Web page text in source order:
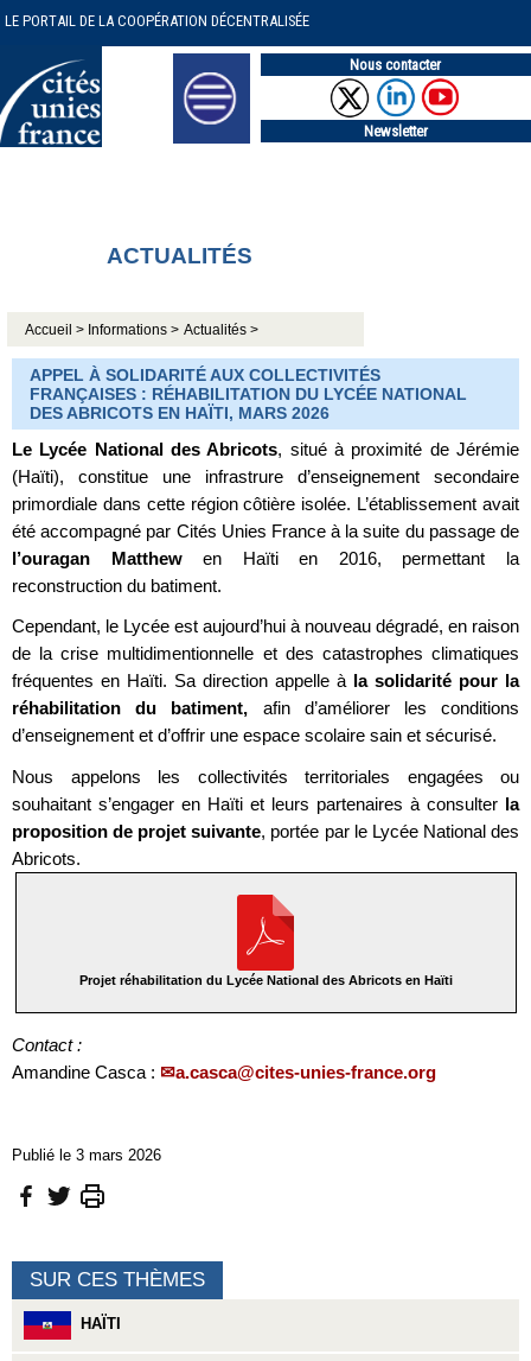
LE PORTAIL DE LA COOPÉRATION DÉCENTRALISÉE
Nous contacter
Newsletter
ACTUALITÉS
Accueil > Informations > Actualités >
APPEL À SOLIDARITÉ AUX COLLECTIVITÉS
FRANÇAISES : RÉHABILITATION DU LYCÉE NATIONAL
DES ABRICOTS EN HAÏTI, MARS 2026
Le Lycée National des Abricots, situé à proximité de Jérémie
(Haïti), constitue une infrastrure d’enseignement secondaire
primordiale dans cette région côtière isolée. L’établissement avait
été accompagné par Cités Unies France à la suite du passage de
l’ouragan Matthewen Haïti en 2016, permettant la
reconstruction du batiment.
Cependant, le Lycée est aujourd’hui à nouveau dégradé, en raison
de la crise multidimentionnelle et des catastrophes climatiques
fréquentes en Haïti. Sa direction appelle à la solidarité pour la
réhabilitation du batiment, afin d’améliorer les conditions
d’enseignement et d’offrir une espace scolaire sain et sécurisé.
Nous appelons les collectivités territoriales engagées ou
souhaitant s’engager en Haïti et leurs partenaires à consulter la
proposition de projet suivante, portée par le Lycée National des
Abricots.
Projet réhabilitation du Lycée National des Abricots en Haïti
Contact :
Amandine Casca :
a.casca@cites-unies-france.org
Publié le 3 mars 2026
SUR CES THÈMES
HAÏTI